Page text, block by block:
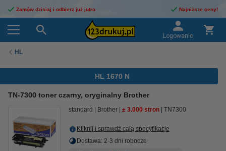
Zamów dzisiaj i odbierz już jutro Najniższe ceny!
Logowanie
HL
HL 1670 N
TN-7300 toner czarny, oryginalny Brother
standard Brother ± 3.000 stron TN7300
Kliknij i sprawdź całą specyfikacje
Dostawa: 2-3 dni robocze